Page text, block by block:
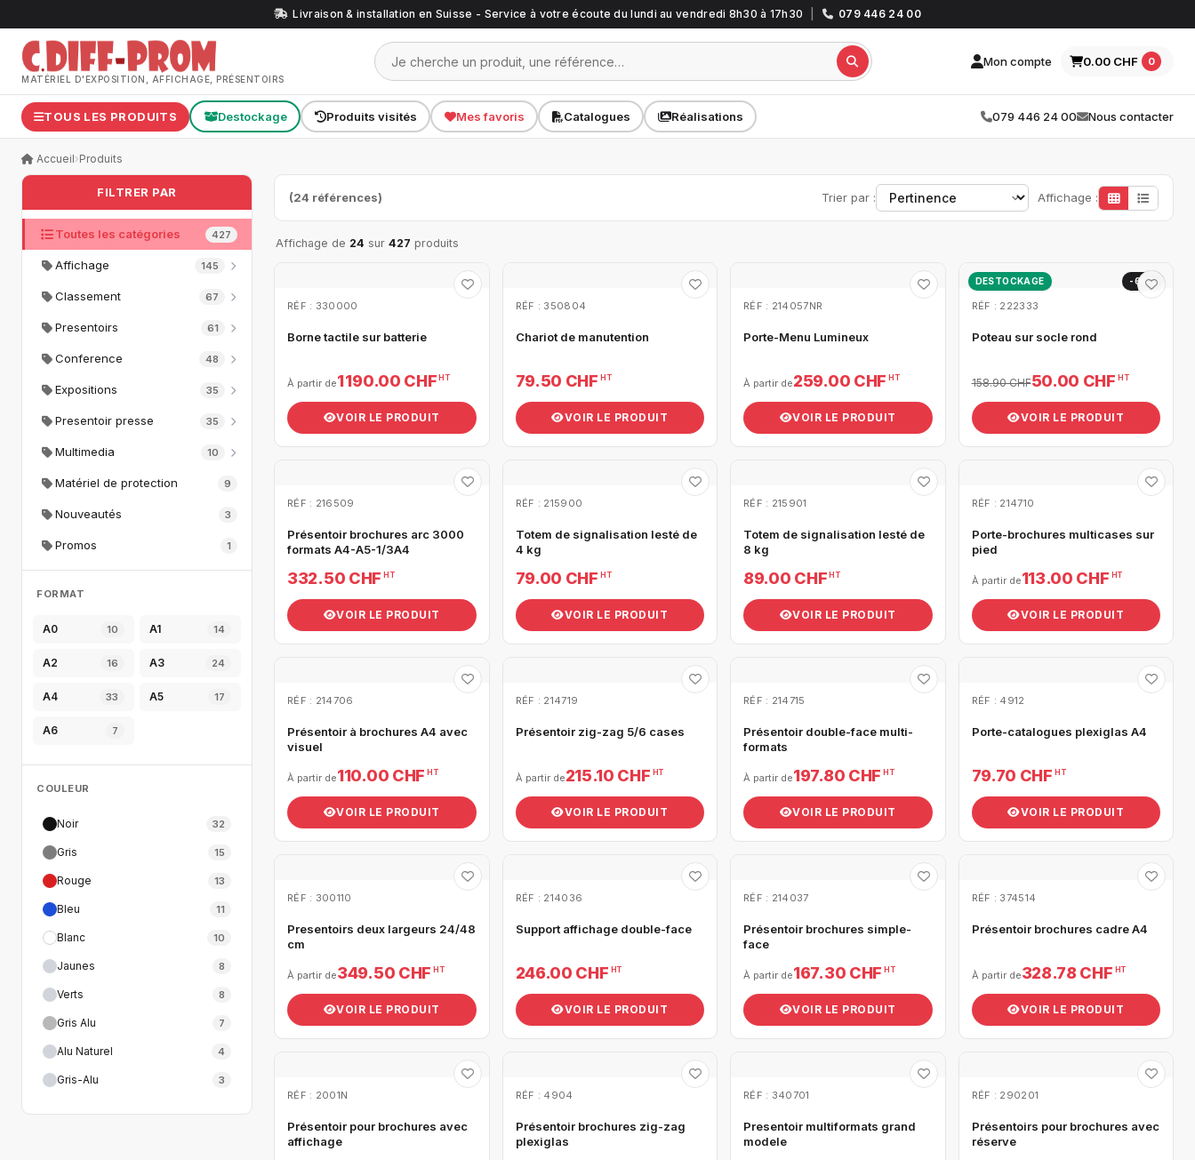
Livraison & installation en Suisse - Service à votre écoute du lundi au vendredi 8h30 à 17h30 079 446 24 00
MATÉRIEL D'EXPOSITION, AFFICHAGE, PRÉSENTOIRS
Mon compte 0.00 CHF 0
TOUS LES PRODUITS Destockage Produits visités Mes favoris Catalogues Réalisations 079 446 24 00 Nous contacter
Accueil›Produits
FILTRER PAR
Toutes les catégories 427
Affichage 145
Classement 67
Presentoirs 61
Conference 48
Expositions 35
Presentoir presse 35
Multimedia 10
Matériel de protection 9
Nouveautés 3
Promos 1
FORMAT
A0 10 A1 14
A2 16 A3 24
A4 33 A5 17
A6 7
COULEUR
Noir 32
Gris 15
Rouge 13
Bleu 11
Blanc 10
Jaunes 8
Verts 8
Gris Alu 7
Alu Naturel 4
Gris-Alu 3
(24 références) Trier par : Affichage :
Affichage de 24 sur 427 produits
RÉF : 330000
Borne tactile sur batterie
À partir de1 190.00 CHF HT
VOIR LE PRODUIT
RÉF : 350804
Chariot de manutention
79.50 CHF HT
VOIR LE PRODUIT
RÉF : 214057NR
Porte-Menu Lumineux
À partir de259.00 CHF HT
VOIR LE PRODUIT
DESTOCKAGE -69%
RÉF : 222333
Poteau sur socle rond
158.90 CHF50.00 CHF HT
VOIR LE PRODUIT
RÉF : 216509
Présentoir brochures arc 3000
formats A4-A5-1/3A4
332.50 CHF HT
VOIR LE PRODUIT
RÉF : 215900
Totem de signalisation lesté de
4 kg
79.00 CHF HT
VOIR LE PRODUIT
RÉF : 215901
Totem de signalisation lesté de
8 kg
89.00 CHF HT
VOIR LE PRODUIT
RÉF : 214710
Porte-brochures multicases sur
pied
À partir de113.00 CHF HT
VOIR LE PRODUIT
RÉF : 214706
Présentoir à brochures A4 avec
visuel
À partir de110.00 CHF HT
VOIR LE PRODUIT
RÉF : 214719
Présentoir zig-zag 5/6 cases
À partir de215.10 CHF HT
VOIR LE PRODUIT
RÉF : 214715
Présentoir double-face multi-
formats
À partir de197.80 CHF HT
VOIR LE PRODUIT
RÉF : 4912
Porte-catalogues plexiglas A4
79.70 CHF HT
VOIR LE PRODUIT
RÉF : 300110
Presentoirs deux largeurs 24/48
cm
À partir de349.50 CHF HT
VOIR LE PRODUIT
RÉF : 214036
Support affichage double-face
246.00 CHF HT
VOIR LE PRODUIT
RÉF : 214037
Présentoir brochures simple-
face
À partir de167.30 CHF HT
VOIR LE PRODUIT
RÉF : 374514
Présentoir brochures cadre A4
À partir de328.78 CHF HT
VOIR LE PRODUIT
RÉF : 2001N
Présentoir pour brochures avec
affichage
RÉF : 4904
Présentoir brochures zig-zag
plexiglas
RÉF : 340701
Presentoir multiformats grand
modele
RÉF : 290201
Présentoirs pour brochures avec
réserve